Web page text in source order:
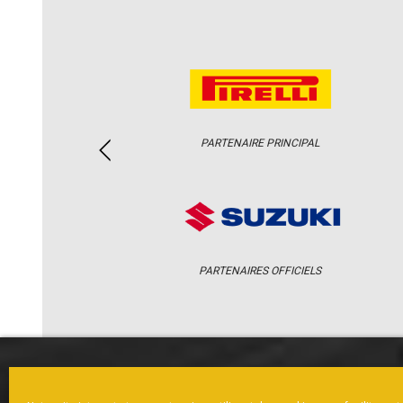
PARTENAIRE PRINCIPAL
PARTENAIRES OFFICIELS